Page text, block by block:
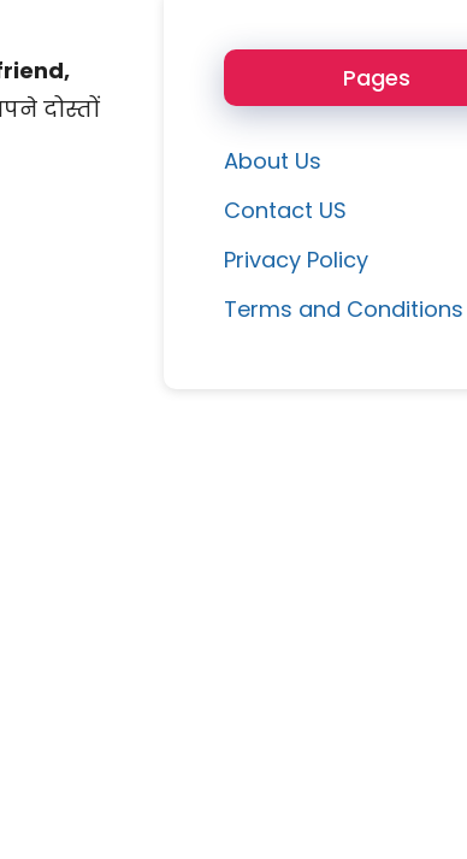
दोस्तों
Pages
About Us
Contact US
Privacy Policy
Terms and Conditions